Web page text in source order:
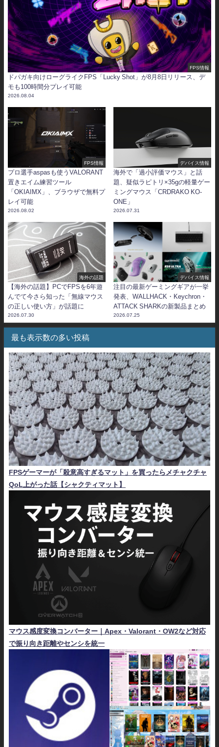
FPS情報
ドパガキ向けローグライクFPS「Lucky Shot」が8月8日リリース、デ
モも100時間分プレイ可能
2026.08.04
FPS情報
プロ選手aspasも使うVALORANT
置きエイム練習ツール
「OKIAIMX」、ブラウザで無料プ
レイ可能
2026.08.02
デバイス情報
海外で「過小評価マウス」と話
題、疑似ラピトリ×35gの軽量ゲー
ミングマウス「CRDRAKO KO-
ONE」
2026.07.31
海外の話題
【海外の話題】PCでFPSを6年遊
んでて今さら知った「無線マウス
の正しい使い方」が話題に
2026.07.30
デバイス情報
注目の最新ゲーミングギアが一挙
発表、WALLHACK・Keychron・
ATTACK SHARKの新製品まとめ
2026.07.25
最も表示数の多い投稿
FPSゲーマーが「殺意高すぎるマット」を買ったらメチャクチャ
QoL上がった話【シャクティマット】
マウス感度変換コンバーター｜Apex・Valorant・OW2など対応
で振り向き距離やセンシを統一